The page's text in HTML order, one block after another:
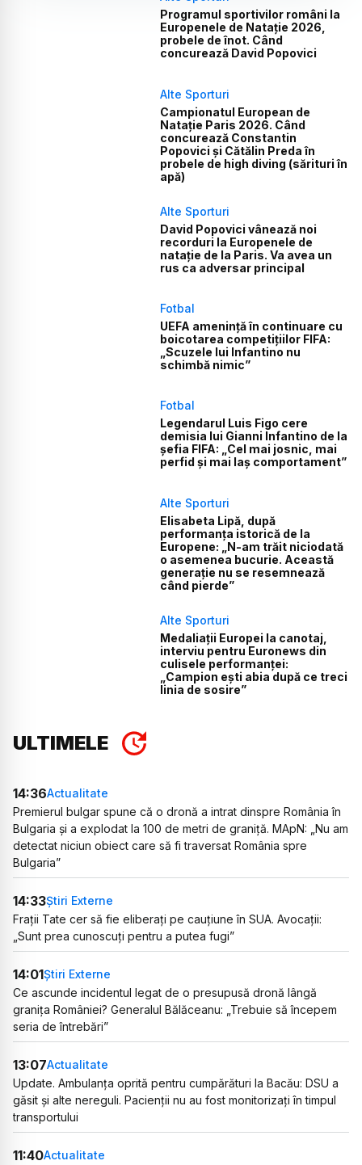
Programul sportivilor români la
Europenele de Natație 2026,
probele de înot. Când
concurează David Popovici
Alte Sporturi
Campionatul European de
Natație Paris 2026. Când
concurează Constantin
Popovici și Cătălin Preda în
probele de high diving (sărituri în
apă)
Alte Sporturi
David Popovici vânează noi
recorduri la Europenele de
natație de la Paris. Va avea un
rus ca adversar principal
Fotbal
UEFA amenință în continuare cu
boicotarea competițiilor FIFA:
„Scuzele lui Infantino nu
schimbă nimic”
Fotbal
Legendarul Luis Figo cere
demisia lui Gianni Infantino de la
șefia FIFA: „Cel mai josnic, mai
perfid și mai laș comportament”
Alte Sporturi
Elisabeta Lipă, după
performanța istorică de la
Europene: „N-am trăit niciodată
o asemenea bucurie. Această
generație nu se resemnează
când pierde”
Alte Sporturi
Medaliații Europei la canotaj,
interviu pentru Euronews din
culisele performanței:
„Campion ești abia după ce treci
linia de sosire”
ULTIMELE
14:36Actualitate
Premierul bulgar spune că o dronă a intrat dinspre România în
Bulgaria și a explodat la 100 de metri de graniță. MApN: „Nu am
detectat niciun obiect care să fi traversat România spre
Bulgaria”
14:33Știri Externe
Frații Tate cer să fie eliberați pe cauțiune în SUA. Avocații:
„Sunt prea cunoscuți pentru a putea fugi”
14:01Știri Externe
Ce ascunde incidentul legat de o presupusă dronă lângă
granița României? Generalul Bălăceanu: „Trebuie să începem
seria de întrebări”
13:07Actualitate
Update. Ambulanța oprită pentru cumpărături la Bacău: DSU a
găsit și alte nereguli. Pacienții nu au fost monitorizați în timpul
transportului
11:40Actualitate